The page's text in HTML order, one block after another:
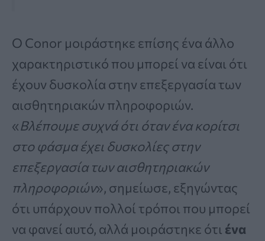
Ο Conor μοιράστηκε επίσης ένα άλλο
χαρακτηριστικό που μπορεί να είναι ότι
έχουν δυσκολία στην επεξεργασία των
αισθητηριακών πληροφοριών.
«Βλέπουμε συχνά ότι όταν ένα κορίτσι
στο φάσμα έχει δυσκολίες στην
επεξεργασία των αισθητηριακών
πληροφοριών», σημείωσε, εξηγώντας
ότι υπάρχουν πολλοί τρόποι που μπορεί
να φανεί αυτό, αλλά μοιράστηκε ότι ένα